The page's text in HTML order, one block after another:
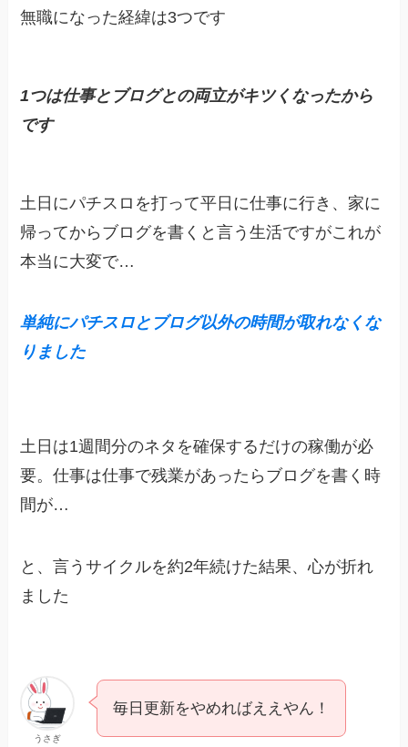
無職になった経緯は3つです
1つは仕事とブログとの両立がキツくなったから
です
土日にパチスロを打って平日に仕事に行き、家に
帰ってからブログを書くと言う生活ですがこれが
本当に大変で…
単純にパチスロとブログ以外の時間が取れなくな
りました
土日は1週間分のネタを確保するだけの稼働が必
要。仕事は仕事で残業があったらブログを書く時
間が…
と、言うサイクルを約2年続けた結果、心が折れ
ました
うさぎ
毎日更新をやめればええやん！